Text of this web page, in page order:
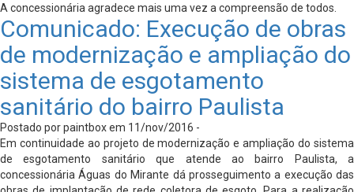
A concessionária agradece mais uma vez a compreensão de todos.
Comunicado: Execução de obras
de modernização e ampliação do
sistema de esgotamento
sanitário do bairro Paulista
Postado por paintbox em 11/nov/2016 -
Em continuidade ao projeto de modernização e ampliação do sistema
de esgotamento sanitário que atende ao bairro Paulista, a
concessionária Águas do Mirante dá prosseguimento a execução das